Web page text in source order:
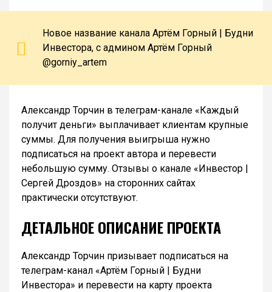
Новое название канала Артём Горный | Будни
Инвестора, с админом Артём Горный
@gorniy_artem
Александр Торчин в телеграм-канале «Каждый
получит деньги» выплачивает клиентам крупные
суммы. Для получения выигрыша нужно
подписаться на проект автора и перевести
небольшую сумму. Отзывы о канале «Инвестор |
Сергей Дроздов» на сторонних сайтах
практически отсутствуют.
ДЕТАЛЬНОЕ ОПИСАНИЕ ПРОЕКТА
Александр Торчин призывает подписаться на
телеграм-канал «Артём Горный | Будни
Инвестора» и перевести на карту проекта